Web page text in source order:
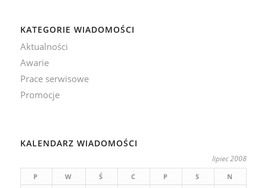
KATEGORIE WIADOMOŚCI
Aktualności
Awarie
Prace serwisowe
Promocje
KALENDARZ WIADOMOŚCI
lipiec 2008
P W Ś C P S
N